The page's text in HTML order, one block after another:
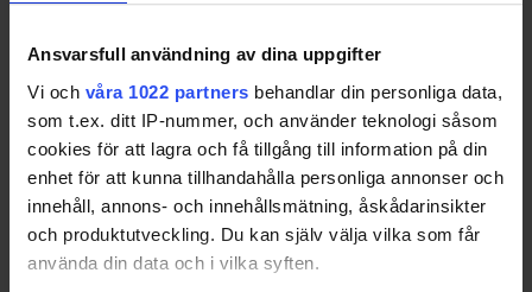
Ansvarsfull användning av dina uppgifter
Vi och våra 1022 partners behandlar din personliga data,
som t.ex. ditt IP-nummer, och använder teknologi såsom
cookies för att lagra och få tillgång till information på din
enhet för att kunna tillhandahålla personliga annonser och
innehåll, annons- och innehållsmätning, åskådarinsikter
och produktutveckling. Du kan själv välja vilka som får
använda din data och i vilka syften.
2025-
02-09
Bodens HF - IF Sundsvall
Hockey
0 - 3 HIVE Arena
12:00
Sunderby SK - Östersunds
IK
5 - 2 Sunderby Ishall
2025-
02-13
19:30
IF Sundsvall Hockey -
Örnsköldsvik HF
1 - 3 Brandcode Center